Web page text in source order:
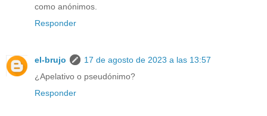
como anónimos.
Responder
el-brujo
17 de agosto de 2023 a las 13:57
¿Apelativo o pseudónimo?
Responder